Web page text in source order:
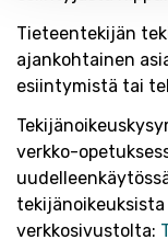
Tieteentekijän
ajankohtainen
esiintymistä tai
verkko-
verkkosivustolta: